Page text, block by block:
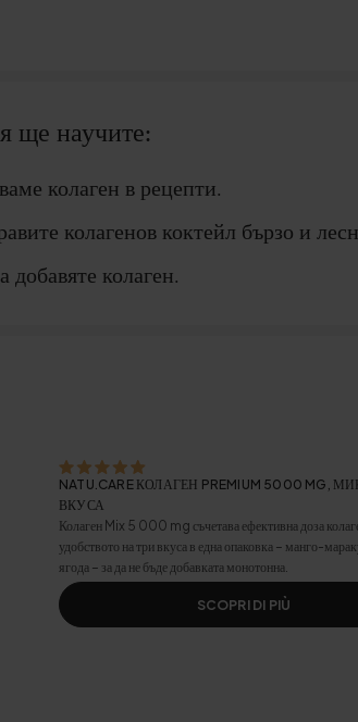
ще научите:
колаген в рецепти.
колагенов коктейл бързо и
добавяте колаген.
NATU.CARE КОЛАГЕН PREMIUM 5000 MG,
ВКУСА
Колаген Mix 5 000 mg съчетава ефективна доза
удобството на три вкуса в една опаковка – манго-
ягода – за да не бъде добавката монотонна.
SCOPRI DI PIÙ